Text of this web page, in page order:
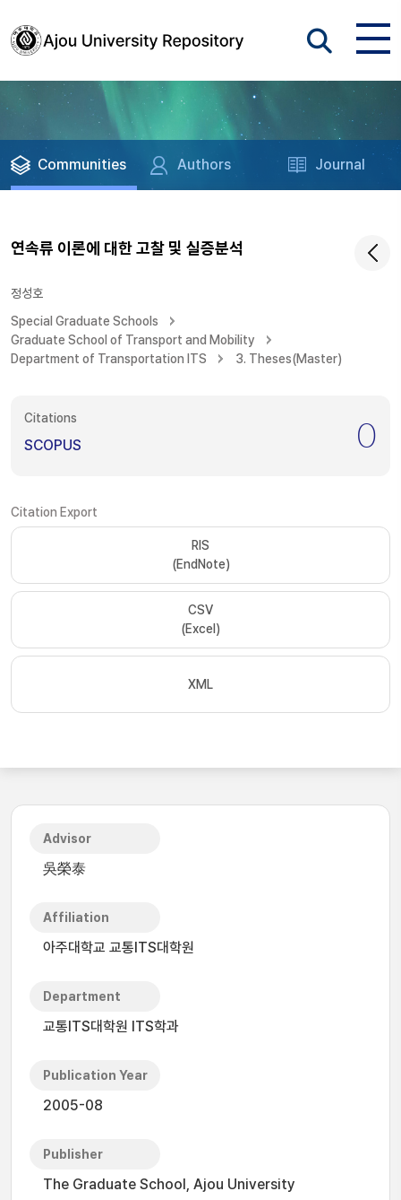
Communities Authors Journal
연속류 이론에 대한 고찰 및 실증분석
정성호
Special Graduate Schools
Graduate School of Transport and Mobility
Department of Transportation ITS
3. Theses(Master)
Citations
SCOPUS 0
Citation Export
RIS
(EndNote)
CSV
(Excel)
XML
Advisor
吳榮泰
Affiliation
아주대학교 교통ITS대학원
Department
교통ITS대학원 ITS학과
Publication Year
2005-08
Publisher
The Graduate School, Ajou University